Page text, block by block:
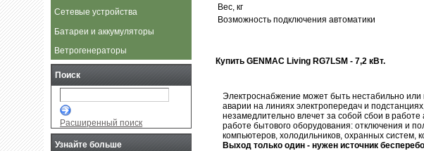
Вес, кг
Возможность подключения автоматики
Купить GENMAC Living RG7LSM - 7,2 кВт.
Электроснабжение может быть нестабильно
аварии на линиях электропередач и
незамедлительно влечет за собой сбои в
работе бытового оборудования: отключения и
компьютеров, холодильников, охранных систем,
Выход только один - нужен источник
Сетевые устройства
Батареи и аккумуляторы
Ветрогенераторы
Поиск
Расширенный поиск
Узнайте больше